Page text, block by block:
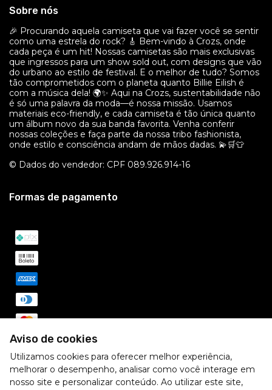
Aviso de cookies
Utilizamos cookies para oferecer melhor experiência,
melhorar o desempenho, analisar como você interage em
nosso site e personalizar conteúdo. Ao utilizar este site,
Sobre nós
🎉 Procurando aquela camiseta que vai fazer você se sentir
como uma estrela do rock? 🎸 Bem-vindo à Crozs, onde
cada peça é um hit! Nossas camisetas são mais exclusivas
que ingressos para um show sold out, com designs que vão
do urbano ao estilo de festival. E o melhor de tudo? Somos
tão comprometidos com o planeta quanto Billie Eilish é
com a música dela! 🌍✨ Aqui na Crozs, sustentabilidade não
é só uma palavra da moda—é nossa missão. Usamos
materiais eco-friendly, e cada camiseta é tão única quanto
um álbum novo da sua banda favorita. Venha conferir
nossas coleções e faça parte da nossa tribo fashionista,
onde estilo e consciência andam de mãos dadas. 💫🛒👕
© Dados do vendedor: CPF 089.926.914-16
Formas de pagamento